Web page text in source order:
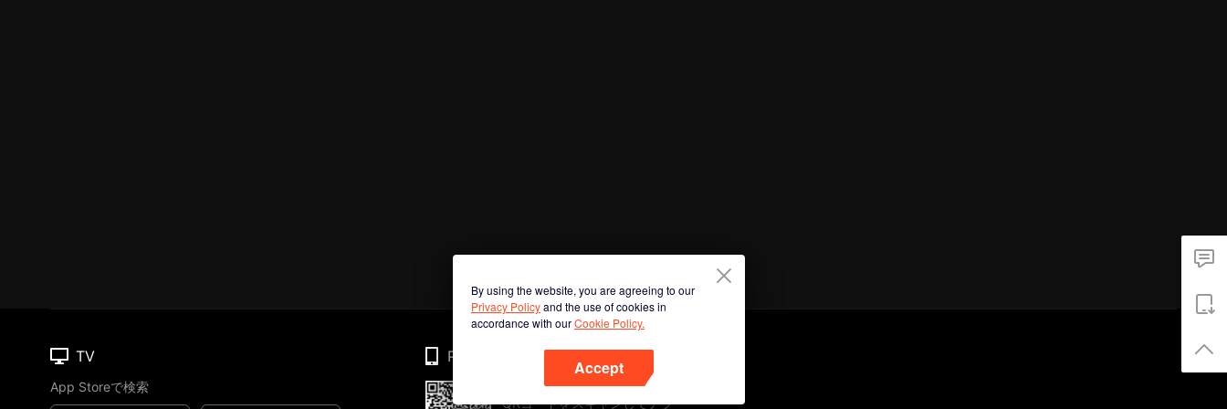
By using the website, you are agreeing to our
Privacy Policyand the use of cookies in
accordance with ourCookie Policy.
Accept
TV
App Storeで検索
Phone
QRコードをスキャンしてアプ